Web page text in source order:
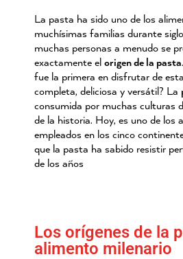
La pasta ha sido uno de los
muchísimas familias durante
muchas personas a menudo se
exactamente elorigen de la pasta
fue la primera en disfrutar de
completa, deliciosa y versátil? La
consumida por muchas culturas
de la historia. Hoy, es uno de los
empleados en los cinco
que la pasta ha sabido resistir
de los años
Los orígenes de la
alimento milenario